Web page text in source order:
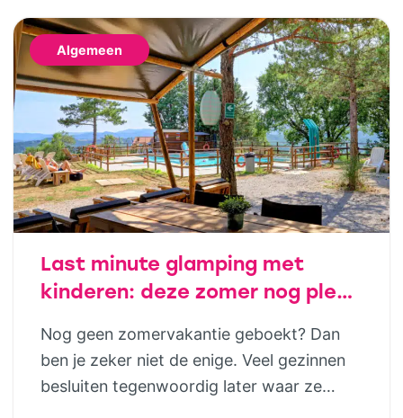
aan financiële opvoeding, help je kinderen
om later bewuste keuzes te maken. Dat
hoeft helemaal niet ingewikkeld te zijn;
juist […]
Algemeen
Last minute glamping met
kinderen: deze zomer nog plek
Vodatent en Tendi
Nog geen zomervakantie geboekt? Dan
ben je zeker niet de enige. Veel gezinnen
besluiten tegenwoordig later waar ze